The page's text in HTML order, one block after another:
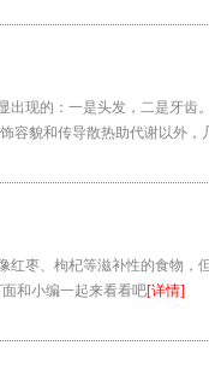
出现的：一是头发，二是牙齿
容貌和传导散热助代谢以外
红枣、枸杞等滋补性的食物，
和小编一起来看看吧[详情]